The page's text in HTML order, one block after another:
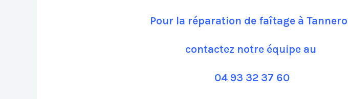
Pour la réparation de faîtage à
contactez notre équipe au
04 93 32 37 60